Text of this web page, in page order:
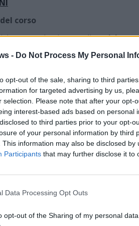
- Do Not Process My Personal
opt-out of the sale, sharing to third
for targeted advertising by us,
selection. Please note that after your opt-
interest-based ads based on personal
to third parties prior to your opt-
of your personal information by third
This information may also be disclosed
Participants that may further disclose it to
Data Processing Opt Outs
opt-out of the Sharing of my personal data.
corso
accademica, ma diqualche
fondamentali della cucina
di confrontarsi con le nozioni
temperatura e tecniche di
in difficoltà chi si avvicina a
a tutti il giusto spazio di
sono limitati:
massimo 15.QUI PER LE
(comprensiva di corso e
una passione amatoriale in una